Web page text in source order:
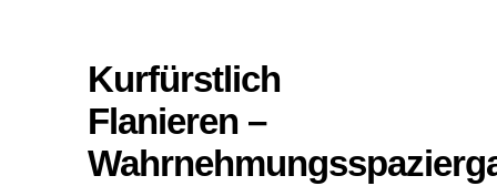
Kurfürstlich
Flanieren –